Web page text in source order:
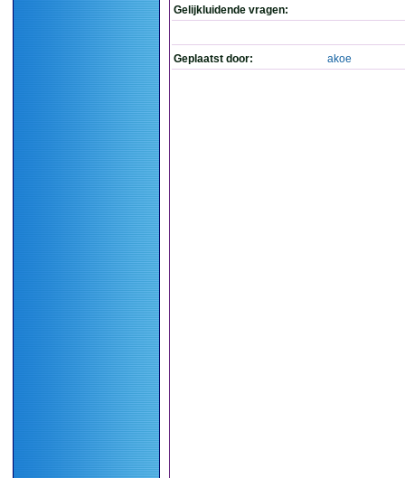
Gelijkluidende vragen:
Geplaatst door: akoe